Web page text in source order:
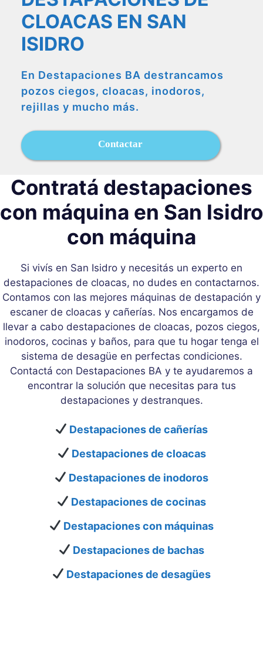
CLOACAS EN SAN
ISIDRO
En Destapaciones BA destrancamos
pozos ciegos, cloacas, inodoros,
rejillas y mucho más.
Contactar
Contratá destapaciones
con máquina en San Isidro
con máquina
Si vivís en San Isidro y necesitás un experto en
destapaciones de cloacas, no dudes en contactarnos.
Contamos con las mejores máquinas de destapación y
escaner de cloacas y cañerías. Nos encargamos de
llevar a cabo destapaciones de cloacas, pozos ciegos,
inodoros, cocinas y baños, para que tu hogar tenga el
sistema de desagüe en perfectas condiciones.
Contactá con Destapaciones BA y te ayudaremos a
encontrar la solución que necesitas para tus
destapaciones y destranques.
Destapaciones de cañerías
Destapaciones de cloacas
Destapaciones de inodoros
Destapaciones de cocinas
Destapaciones con máquinas
Destapaciones de bachas
Destapaciones de desagües